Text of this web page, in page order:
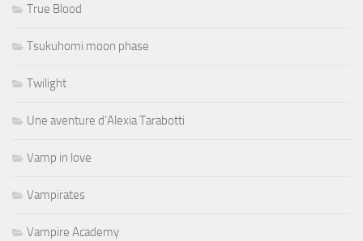
True Blood
Tsukuhomi moon phase
Twilight
Une aventure d'Alexia Tarabotti
Vamp in love
Vampirates
Vampire Academy